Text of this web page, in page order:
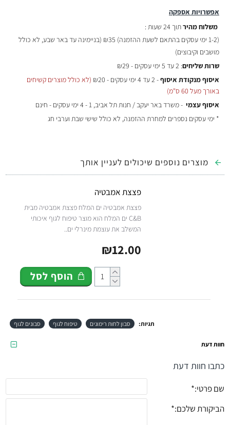
אפשרויות אספקה
משלוח מהירתוך 24 שעות :
(1-2 ימי עסקים בהתאם לשעת ההזמנה)
₪35 (בניימינה עד באר שבע, לא כולל
מושבים וקיבוצים)
שרות שליחים: 2 עד 5 ימי עסקים - ₪29
איסוף מנקודת איסוף- 2 עד 4 ימי עסקים - ₪20
(לא כולל מוצרים קשיחים
באורך מעל 60 ס"מ)
איסוף עצמי - משרד באר יעקב / חנות תל אביב, 1 - 4 ימי עסקים - חינם
* ימי עסקים נספרים למחרת ההזמנה, לא כולל שישי שבת וערבי חג
מוצרים נוספים שיכולים לעניין אותך
פצצת אמבטיה
פצצת אמבטיה ים המלח פצצת אמבטיה מבית
C&B ים המלח הוא מוצר טיפוח לגוף איכותי
המשלב את עוצמת מינרלי ים..
₪12.00
הוסף לסל
תגיות: סבון לחות רימונים טיפוח לגוף סבונים לגוף
חוות דעת
כתבו חוות דעת
שם פרטי:
הביקורת שלכם: